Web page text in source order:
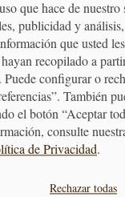
que hace de
publicidad y
que usted
recopilado a
Puede configurar o
También
el botón “Aceptar
consulte
de Privacidad.
Rechazar todas